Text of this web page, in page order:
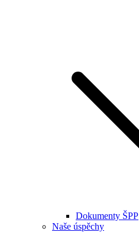
Dokumenty ŠPP
Naše úspěchy